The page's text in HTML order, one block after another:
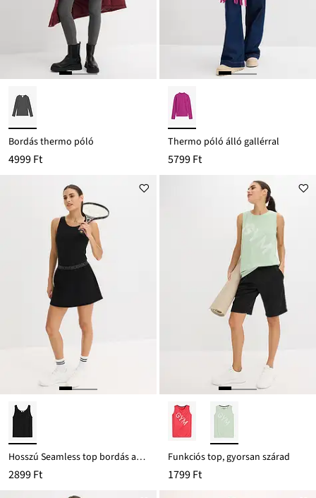
Bordás thermo póló
4999 Ft
Thermo póló álló gallérral
5799 Ft
Hosszú Seamless top bordás anyagból
2899 Ft
Funkciós top, gyorsan szárad
1799 Ft